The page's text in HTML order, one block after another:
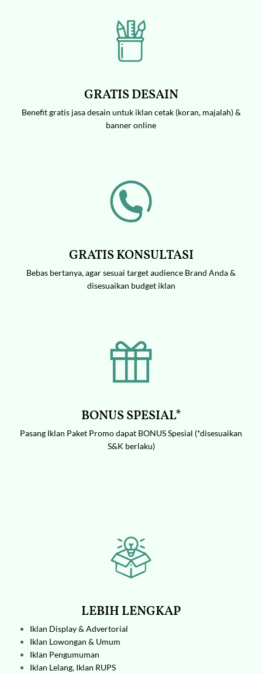
GRATIS DESAIN
Benefit gratis jasa desain untuk iklan cetak (koran, majalah) &
banner online
GRATIS KONSULTASI
Bebas bertanya, agar sesuai target audience Brand Anda &
disesuaikan budget iklan
BONUS SPESIAL*
Pasang Iklan Paket Promo dapat BONUS Spesial (*disesuaikan
S&K berlaku)
LEBIH LENGKAP
Iklan Display & Advertorial
Iklan Lowongan & Umum
Iklan Pengumuman
Iklan Lelang, Iklan RUPS